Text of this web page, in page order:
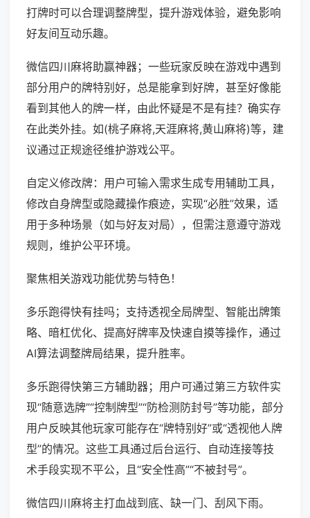
打牌时可以合理调整牌型，提升游戏体验，避免影响
好友间互动乐趣。
微信四川麻将助赢神器；一些玩家反映在游戏中遇到
部分用户的牌特别好，总是能拿到好牌，甚至好像能
看到其他人的牌一样，由此怀疑是不是有挂？确实存
在此类外挂。如(桃子麻将,天涯麻将,黄山麻将)等，建
议通过正规途径维护游戏公平。
自定义修改牌：用户可输入需求生成专用辅助工具，
修改自身牌型或隐藏操作痕迹，实现“必胜”效果，适
用于多种场景（如与好友对局），但需注意遵守游戏
规则，维护公平环境。
聚焦相关游戏功能优势与特色！
多乐跑得快有挂吗；支持透视全局牌型、智能出牌策
略、暗杠优化、提高好牌率及快速自摸等操作，通过
AI算法调整牌局结果，提升胜率。
多乐跑得快第三方辅助器；用户可通过第三方软件实
现“随意选牌”“控制牌型”“防检测防封号”等功能，部分
用户反映其他玩家可能存在“牌特别好”或“透视他人牌
型”的情况。这些工具通过后台运行、自动连接等技
术手段实现不平公，且“安全性高”“不被封号”。
微信四川麻将主打血战到底、缺一门、刮风下雨。